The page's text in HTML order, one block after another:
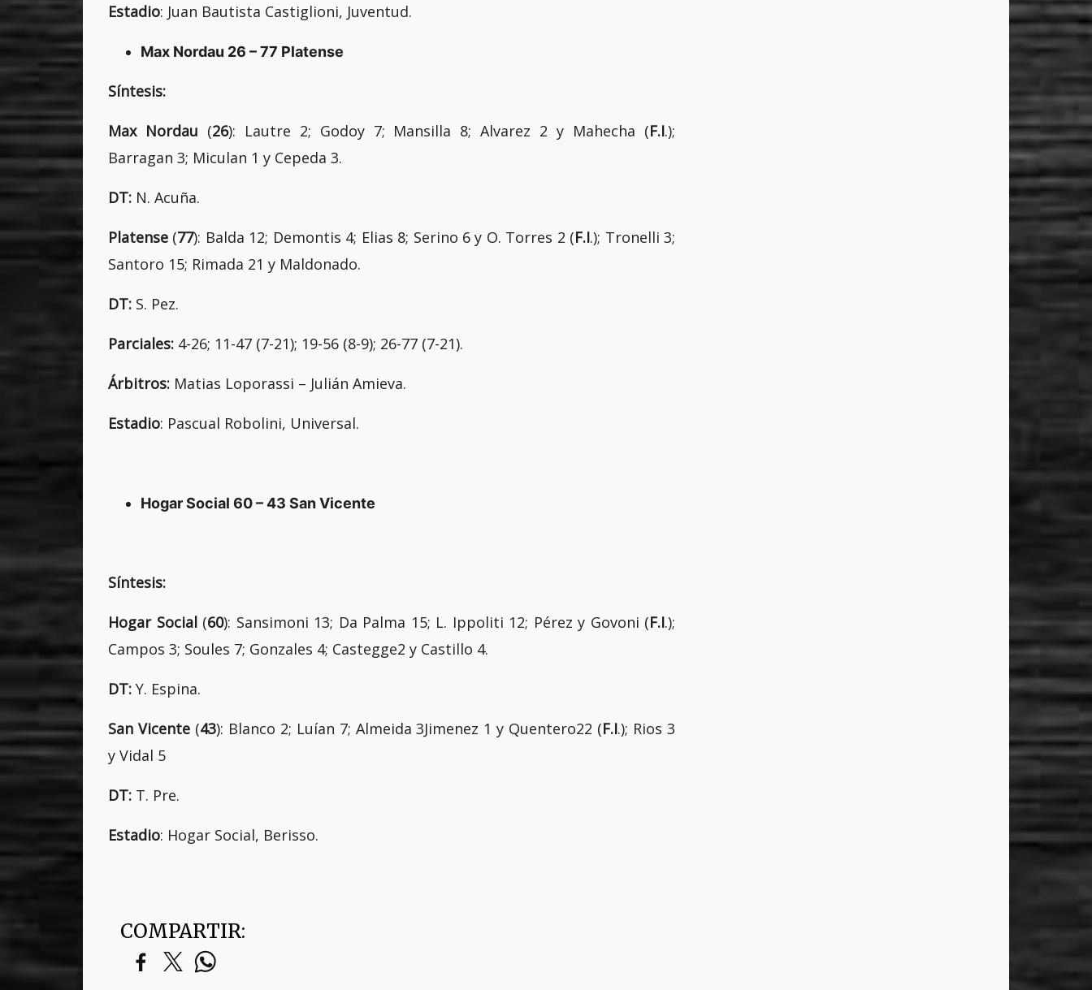
Estadio: Juan Bautista Castiglioni, Juventud.
Max Nordau 26 – 77 Platense
Síntesis:
Max Nordau (26): Lautre 2; Godoy 7; Mansilla 8; Alvarez 2 y Mahecha (F.I.);
Barragan 3; Miculan 1 y Cepeda 3.
DT: N. Acuña.
Platense (77): Balda 12; Demontis 4; Elias 8; Serino 6 y O. Torres 2 (F.I.); Tronelli 3;
Santoro 15; Rimada 21 y Maldonado.
DT: S. Pez.
Parciales: 4-26; 11-47 (7-21); 19-56 (8-9); 26-77 (7-21).
Árbitros: Matias Loporassi – Julián Amieva.
Estadio: Pascual Robolini, Universal.
Hogar Social 60 – 43 San Vicente
Síntesis:
Hogar Social(60): Sansimoni 13; Da Palma 15; L. Ippoliti 12; Pérez y Govoni (F.I.);
Campos 3; Soules 7; Gonzales 4; Castegge2 y Castillo 4.
DT: Y. Espina.
San Vicente(43): Blanco 2; Luían 7; Almeida 3Jimenez 1 y Quentero22 (F.I.); Rios 3
y Vidal 5
DT: T. Pre.
Estadio: Hogar Social, Berisso.
COMPARTIR: